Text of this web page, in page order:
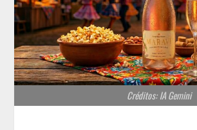
Créditos: IA Gemini